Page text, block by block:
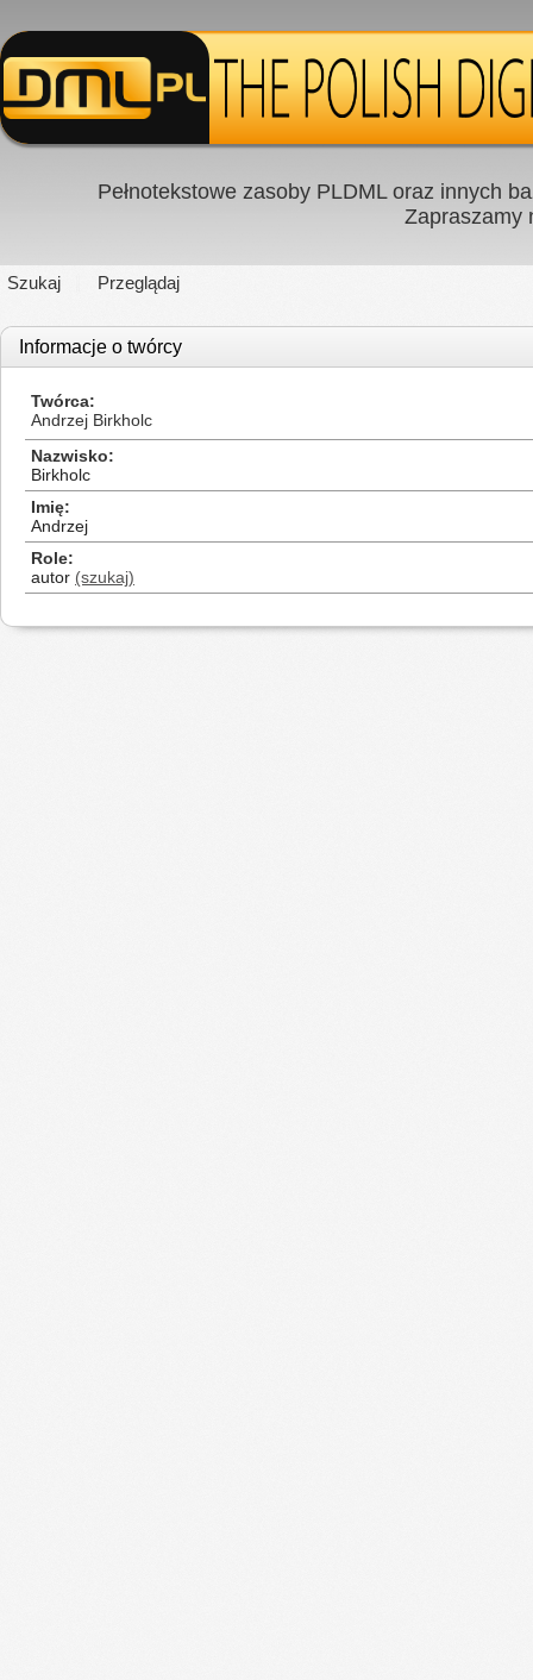
Pełnotekstowe zasoby PLDML oraz innych
Zapraszamy
Szukaj Przeglądaj
Informacje o twórcy
Twórca
Andrzej Birkholc
Nazwisko
Birkholc
Imię
Andrzej
Role
autor (szukaj)